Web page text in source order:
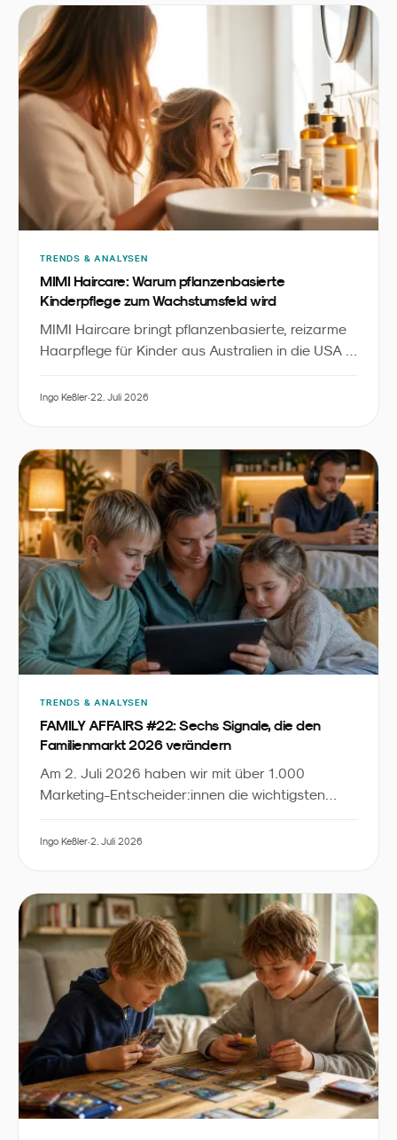
TRENDS & ANALYSEN
MIMI Haircare: Warum pflanzenbasierte
Kinderpflege zum Wachstumsfeld wird
MIMI Haircare bringt pflanzenbasierte, reizarme
Haarpflege für Kinder aus Australien in die USA -
Zubehör. Aus Sicht des Familienmarketings ist
zwischen Babypflege und Erwachsenen-Beauty
wird.
Ingo Keßler·22. Juli 2026
TRENDS & ANALYSEN
FAMILY AFFAIRS #22: Sechs Signale, die den
Familienmarkt 2026 verändern
Am 2. Juli 2026 haben wir mit über 1.000
Marketing-Entscheider:innen die wichtigsten
Familienmarketing diskutiert. Dieser Recap fasst
YouTube-Aufzeichnung.
Ingo Keßler·2. Juli 2026